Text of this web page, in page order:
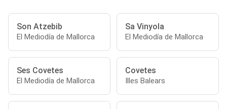
Son Atzebib
El Mediodía de Mallorca
Sa Vinyola
El Mediodía de Mallorca
Ses Covetes
El Mediodía de Mallorca
Covetes
Illes Balears